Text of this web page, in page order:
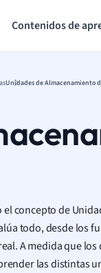
Contenidos de
Unidades de Almacenamiento
concepto de
todo, desde los
A medida que
las distintas